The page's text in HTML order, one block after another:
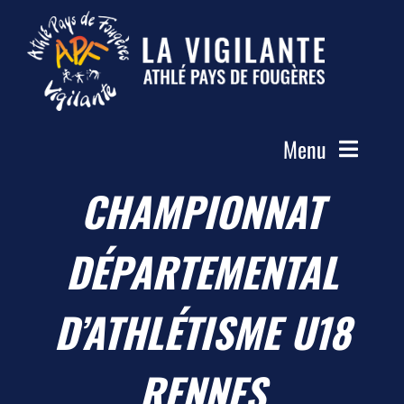
Passer
contenu
Menu
Accueil
Le Club
Actualités
Compétitions
CHAMPIONNAT
DÉPARTEMENTAL
D’ATHLÉTISME U18
RENNES